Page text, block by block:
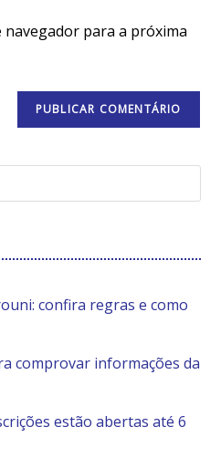
navegador para a próxima
confira regras e como
comprovar informações da
estão abertas até 6